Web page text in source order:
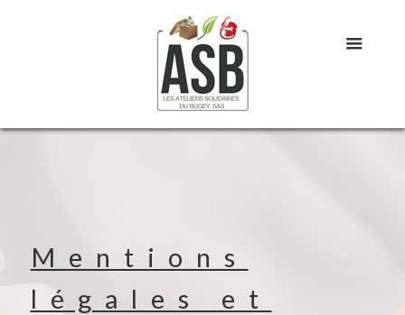
Mentions
légales et